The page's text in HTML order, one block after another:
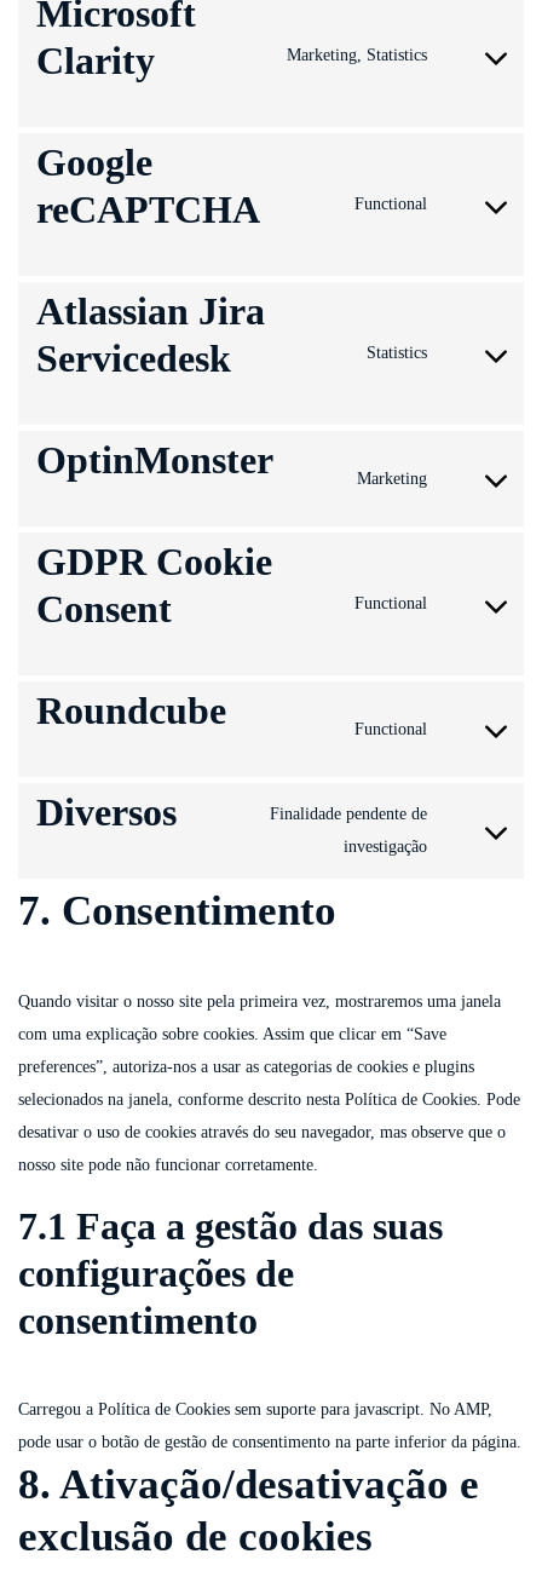
Microsoft
Clarity
Marketing, Statistics
Consent
clarity
Google
reCAPTCHA
Functional
Consent
recaptcha
Atlassian Jira
Servicedesk
Statistics
Consent
OptinMonster
Marketing
Consent
GDPR Cookie
Consent
Functional
Consent
Roundcube
Functional
Consent
roundcube
Diversos
Finalidade pendente de
investigação
Consent
7. Consentimento
Quando visitar o nosso site pela primeira vez, mostraremos uma janela
com uma explicação sobre cookies. Assim que clicar em “Save
preferences”, autoriza-nos a usar as categorias de cookies e plugins
selecionados na janela, conforme descrito nesta Política de Cookies. Pode
desativar o uso de cookies através do seu navegador, mas observe que o
nosso site pode não funcionar corretamente.
7.1 Faça a gestão das suas
configurações de
consentimento
Carregou a Política de Cookies sem suporte para javascript. No AMP,
pode usar o botão de gestão de consentimento na parte inferior da página.
8. Ativação/desativação e
exclusão de cookies